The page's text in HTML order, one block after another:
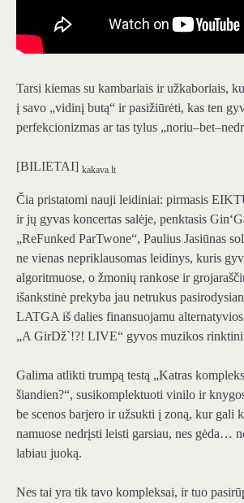
Tarsi kiemas su kambariais ir užkaboriais,
į savo „vidinį butą“ ir pasižiūrėti, kas ten
perfekcionizmas ar tas tylus
[BILIETAI] kakava.lt
Čia pristatomi nauji leidiniai: pirmasis
ir jų gyvas koncertas salėje, penktasis
„ReFunked ParTwone“, Paulius Jasiūnas
ne vienas nepriklausomas leidinys, kuris
algoritmuose, o žmonių rankose ir
išankstinė prekyba jau netrukus
LATGA iš dalies finansuojamu
„A GirDž`!?! LIVE“ gyvos muzikos
Galima atlikti trumpą testą „Katras
šiandien?“, susikomplektuoti vinilo ir
be scenos barjero ir užsukti į zoną, kur gali
namuose nedrįsti leisti garsiau, nes gėda…
labiau juoką.
Nes tai yra tik tavo kompleksai, ir tuo